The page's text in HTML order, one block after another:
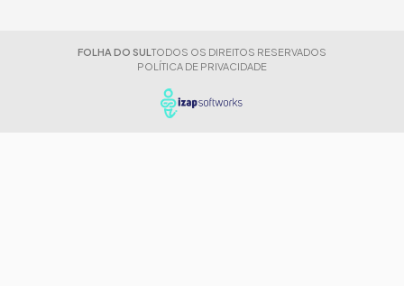
FOLHA DO SUL TODOS OS DIREITOS RESERVADOS
POLÍTICA DE PRIVACIDADE